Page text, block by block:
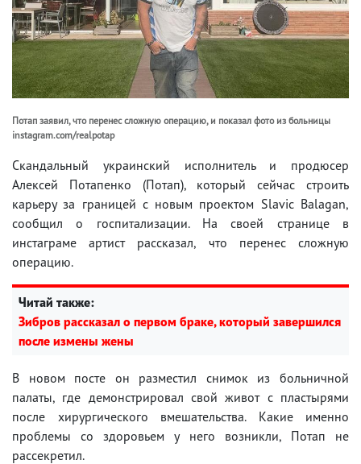
Потап заявил, что перенес сложную операцию, и показал фото из больницы
instagram.com/realpotap
Скандальный украинский исполнитель и продюсер
Алексей Потапенко (Потап), который сейчас строить
карьеру за границей с новым проектом Slavic Balagan,
сообщил о госпитализации. На своей странице в
инстаграме артист рассказал, что перенес сложную
операцию.
Читай также:
Зибров рассказал о первом браке, который завершился
после измены жены
В новом посте он разместил снимок из больничной
палаты, где демонстрировал свой живот с пластырями
после хирургического вмешательства. Какие именно
проблемы со здоровьем у него возникли, Потап не
рассекретил.